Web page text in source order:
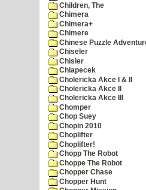
Children, The
Chimera
Chimera+
Chimere
Chinese Puzzle
Chiseler
Chisler
Chlapecek
Cholericka Akce I & II
Cholericka Akce II
Cholericka Akce III
Chomper
Chop Suey
Chopin 2010
Choplifter
Choplifter!
Chopp The Robot
Choppe The Robot
Chopper Chase
Chopper Hunt